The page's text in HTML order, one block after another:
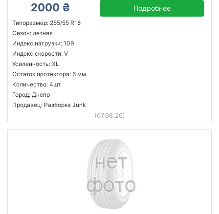
2000 ₴ Подробнее
Типоразмер: 255/55 R18
Сезон: летняя
Индекс нагрузки: 109
Индекс скорости: V
Усиленность: XL
Остаток протектора: 6 мм
Количество: 4шт
Город: Днепр
Продавец: Разборка Junk
(07.08.26)